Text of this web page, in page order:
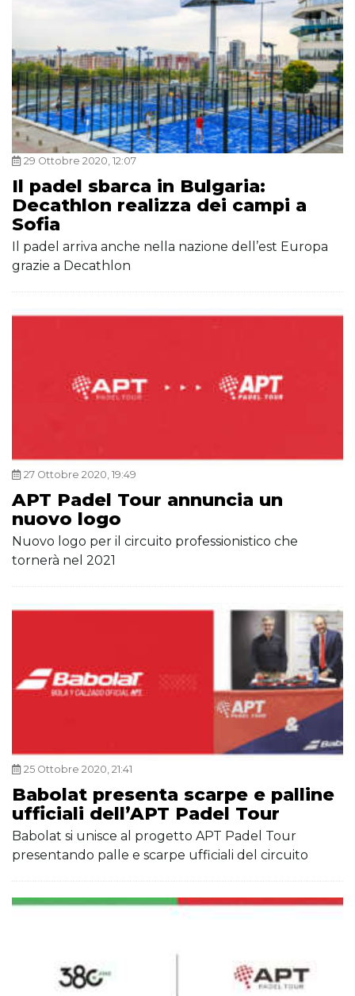
29 Ottobre 2020, 12:07
Il padel sbarca in Bulgaria:
Decathlon realizza dei campi a
Sofia
Il padel arriva anche nella nazione dell’est Europa
grazie a Decathlon
27 Ottobre 2020, 19:49
APT Padel Tour annuncia un
nuovo logo
Nuovo logo per il circuito professionistico che
tornerà nel 2021
25 Ottobre 2020, 21:41
Babolat presenta scarpe e palline
ufficiali dell’APT Padel Tour
Babolat si unisce al progetto APT Padel Tour
presentando palle e scarpe ufficiali del circuito